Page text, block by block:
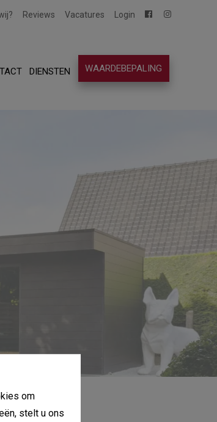
om
stelt u ons
Reviews Vacatures Login
DIENSTEN WAARDEBEPALING